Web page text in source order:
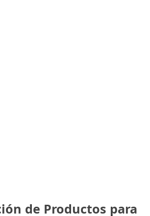
de Productos para